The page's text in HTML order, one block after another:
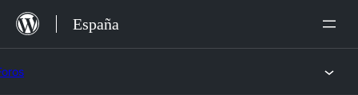
Saltar
España